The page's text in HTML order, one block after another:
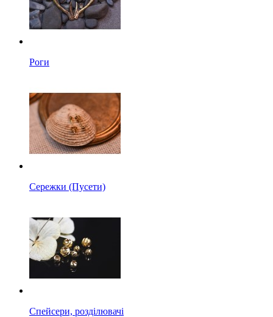
Роги
Сережки (Пусети)
Спейсери, розділювачі